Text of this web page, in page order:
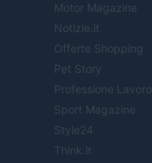
Motor Magazine
Notizie.it
Offerte Shopping
Pet Story
Professione Lavoro
Sport Magazine
Style24
Think.it